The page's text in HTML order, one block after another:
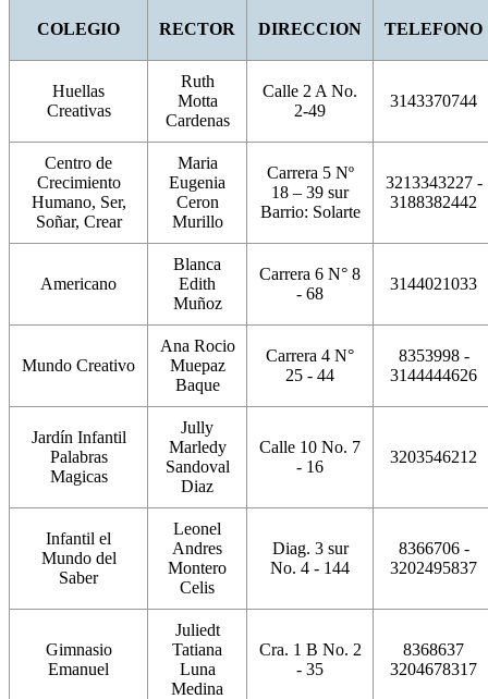
COLEGIO RECTOR DIRECCION TELEFONO
Huellas
Creativas
Ruth
Motta
Cardenas
Calle 2 A No.
2-49
3143370744
Centro de
Crecimiento
Humano, Ser,
Soñar, Crear
Maria
Eugenia
Ceron
Murillo
Carrera 5 Nº
18 – 39 sur
Barrio: Solarte
3213343227 -
3188382442
Americano
Blanca
Edith
Muñoz
Carrera 6 N° 8
- 68
3144021033
Mundo Creativo
Ana Rocio
Muepaz
Baque
Carrera 4 N°
25 - 44
8353998 -
3144444626
Jardín Infantil
Palabras
Magicas
Jully
Marledy
Sandoval
Diaz
Calle 10 No. 7
- 16
3203546212
Infantil el
Mundo del
Saber
Leonel
Andres
Montero
Celis
Diag. 3 sur
No. 4 - 144
8366706 -
3202495837
Gimnasio
Emanuel
Juliedt
Tatiana
Luna
Medina
Cra. 1 B No. 2
- 35
8368637
3204678317